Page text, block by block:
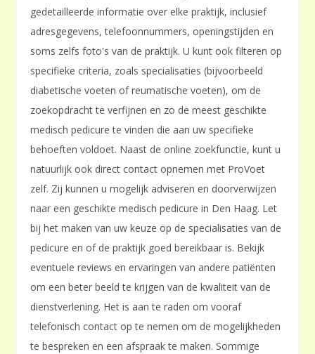
gedetailleerde informatie over elke praktijk, inclusief
adresgegevens, telefoonnummers, openingstijden en
soms zelfs foto's van de praktijk. U kunt ook filteren op
specifieke criteria, zoals specialisaties (bijvoorbeeld
diabetische voeten of reumatische voeten), om de
zoekopdracht te verfijnen en zo de meest geschikte
medisch pedicure te vinden die aan uw specifieke
behoeften voldoet. Naast de online zoekfunctie, kunt u
natuurlijk ook direct contact opnemen met ProVoet
zelf. Zij kunnen u mogelijk adviseren en doorverwijzen
naar een geschikte medisch pedicure in Den Haag. Let
bij het maken van uw keuze op de specialisaties van de
pedicure en of de praktijk goed bereikbaar is. Bekijk
eventuele reviews en ervaringen van andere patiënten
om een beter beeld te krijgen van de kwaliteit van de
dienstverlening. Het is aan te raden om vooraf
telefonisch contact op te nemen om de mogelijkheden
te bespreken en een afspraak te maken. Sommige